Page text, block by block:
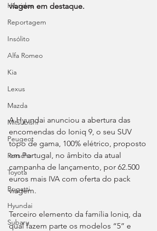
Híbridos
Reportagem
Insólito
Alfa Romeo
Kia
Lexus
Mazda
Mitsubishi
Peugeot
Porsche
Toyota
Bugatti
Hyundai
Subaru
viagem em destaque.
A Hyundai anunciou a abertura das
encomendas do Ioniq 9, o seu SUV
topo de gama, 100% elétrico, proposto
em Portugal, no âmbito da atual
campanha de lançamento, por 62.500
euros mais IVA com oferta do pack
viagem.
Terceiro elemento da família Ioniq, da
qual fazem parte os modelos “5” e